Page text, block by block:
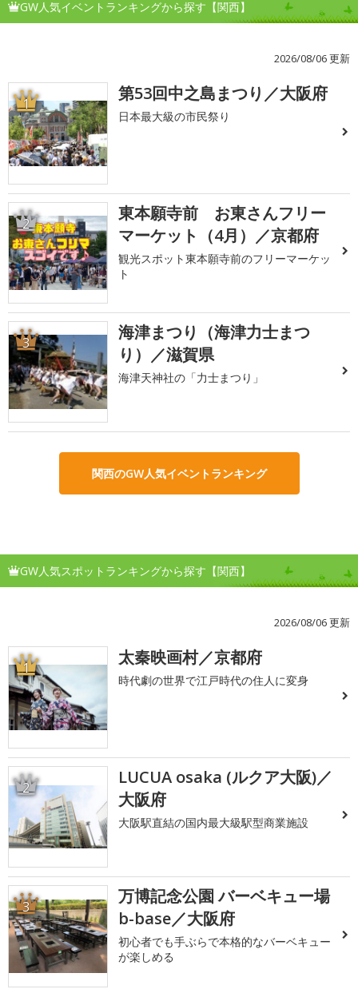
GW人気イベントランキングから探す【関西】
2026/08/06 更新
1 第53回中之島まつり／大阪府
日本最大級の市民祭り
2
東本願寺前 お東さんフリー
マーケット（4月）／京都府
観光スポット東本願寺前のフリーマーケッ
ト
3
海津まつり（海津力士まつ
り）／滋賀県
海津天神社の「力士まつり」
関西のGW人気イベントランキング
GW人気スポットランキングから探す【関西】
2026/08/06 更新
1 太秦映画村／京都府
時代劇の世界で江戸時代の住人に変身
2
LUCUA osaka (ルクア大阪)／
大阪府
大阪駅直結の国内最大級駅型商業施設
3
万博記念公園 バーベキュー場
b-base／大阪府
初心者でも手ぶらで本格的なバーベキュー
が楽しめる